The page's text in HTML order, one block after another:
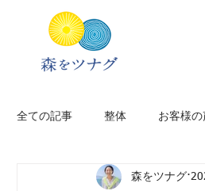
全ての記事 整体 お客様
新居のこと アフリカ旅
森をツナグ